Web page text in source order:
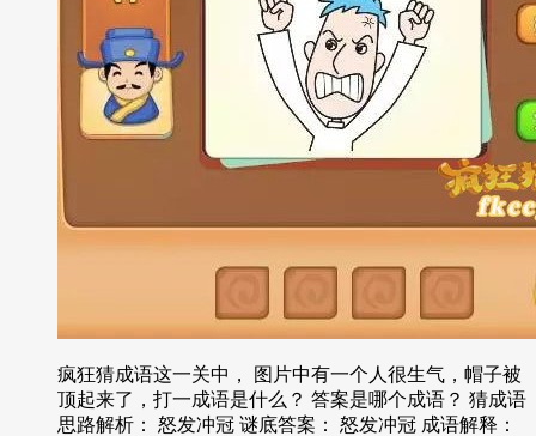
疯狂猜成语这一关中， 图片中有一个人很生气，帽子被
顶起来了，打一成语是什么？ 答案是哪个成语？ 猜成语
思路解析： 怒发冲冠 谜底答案： 怒发冲冠 成语解释：